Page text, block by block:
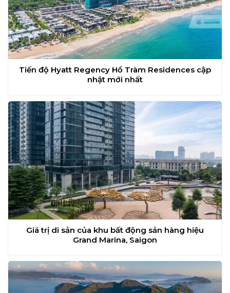
Tiến độ Hyatt Regency Hồ Tràm Residences cập
nhật mới nhất
Giá trị di sản của khu bất động sản hàng hiệu
Grand Marina, Saigon